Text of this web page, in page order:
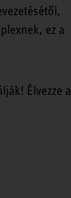
ez a
Élvezze a